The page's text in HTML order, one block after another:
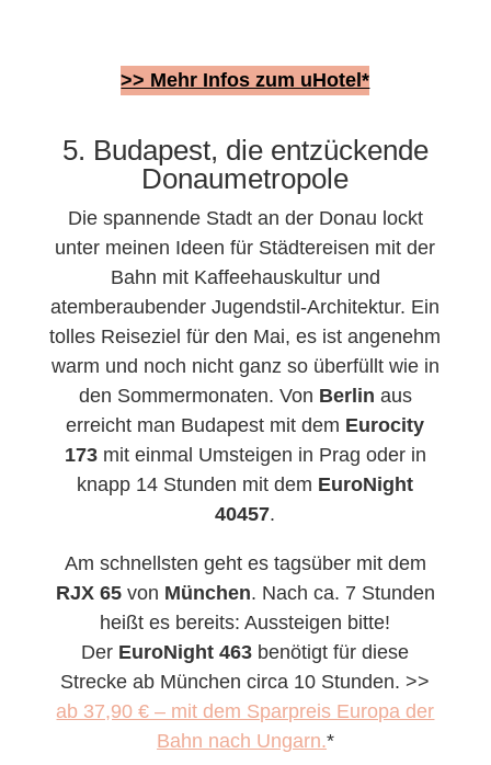
>> Mehr Infos zum uHotel*
5. Budapest, die entzückende
Donaumetropole
Die spannende Stadt an der Donau lockt
unter meinen Ideen für Städtereisen mit der
Bahn mit Kaffeehauskultur und
atemberaubender Jugendstil-Architektur. Ein
tolles Reiseziel für den Mai, es ist angenehm
warm und noch nicht ganz so überfüllt wie in
den Sommermonaten. Von Berlin aus
erreicht man Budapest mit dem Eurocity
173mit einmal Umsteigen in Prag oder in
knapp 14 Stunden mit dem EuroNight
40457.
Am schnellsten geht es tagsüber mit dem
RJX 65von München. Nach ca. 7 Stunden
heißt es bereits: Aussteigen bitte!
Der EuroNight 463 benötigt für diese
Strecke ab München circa 10 Stunden. >>
ab 37,90 € – mit dem Sparpreis Europa der
Bahn nach Ungarn.*